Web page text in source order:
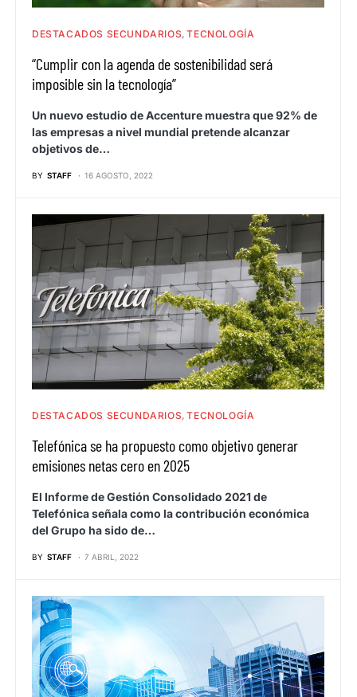
DESTACADOS SECUNDARIOS TECNOLOGÍA
“Cumplir con la agenda de sostenibilidad será
imposible sin la tecnología”
Un nuevo estudio de Accenture muestra que 92% de
las empresas a nivel mundial pretende alcanzar
objetivos de…
BY STAFF 16 AGOSTO, 2022
DESTACADOS SECUNDARIOS TECNOLOGÍA
Telefónica se ha propuesto como objetivo generar
emisiones netas cero en 2025
El Informe de Gestión Consolidado 2021 de
Telefónica señala como la contribución económica
del Grupo ha sido de…
BY STAFF 7 ABRIL, 2022